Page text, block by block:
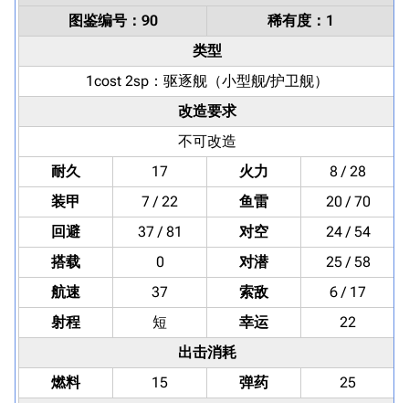
图鉴编号：90
稀有度：1
类型
1cost 2sp： 驱逐舰（小型舰/护卫舰）
改造要求
不可改造
耐久
17 火力
8 / 28
装甲
7 / 22 鱼雷
20 / 70
回避
37 / 81 对空
24 / 54
搭载
0 对潜
25 / 58
航速
37 索敌
6 / 17
射程
短 幸运
22
出击消耗
燃料
15 弹药
25